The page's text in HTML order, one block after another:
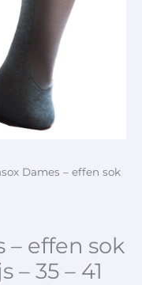
Dames – effen sok
– effen sok
– 35 – 41